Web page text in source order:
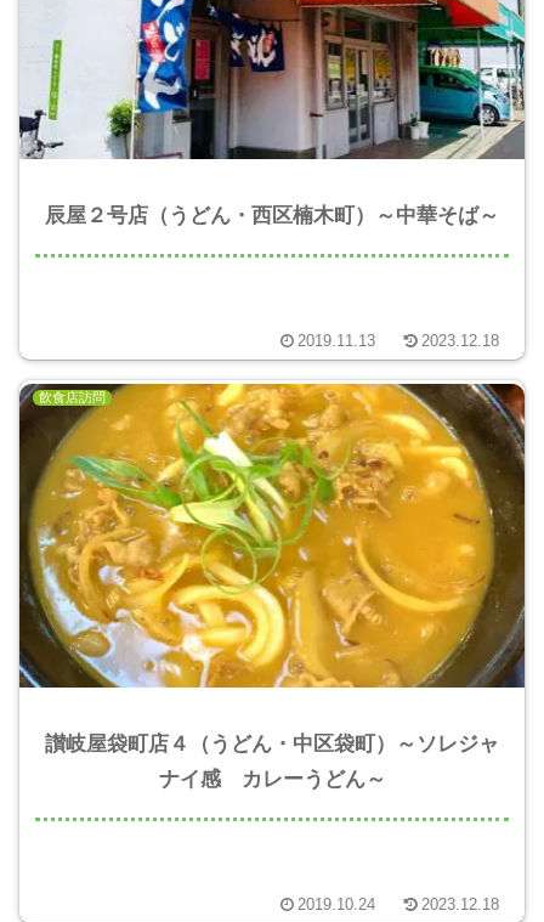
辰屋２号店（うどん・西区楠木町）～中華そば～
2019.11.13 2023.12.18
飲食店訪問
讃岐屋袋町店４（うどん・中区袋町）～ソレジャ
ナイ感 カレーうどん～
2019.10.24 2023.12.18